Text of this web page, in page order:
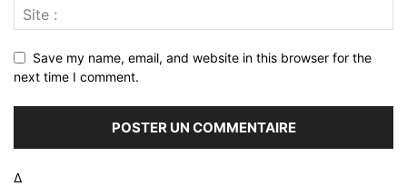
Save my name, email, and website in this browser for the
next time I comment.
Δ